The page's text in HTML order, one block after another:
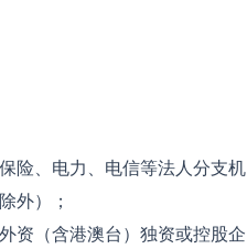
险、电力、电信等法人分支机
外）；
资（含港澳台）独资或控股企